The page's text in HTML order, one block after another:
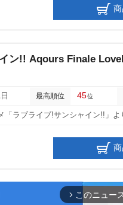
商
ン!! Aqours Finale
最高順位 45位
「ラブライブ!サンシャイン!!」よ
商
arrow_forward_ios このニュー